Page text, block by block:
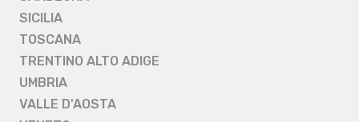
SICILIA
TOSCANA
TRENTINO ALTO ADIGE
UMBRIA
VALLE D'AOSTA